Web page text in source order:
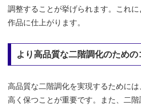
調整することが挙げられます。これ
作品に仕上がります。
より高品質な二階調化のための
高品質な二階調化を実現するために
高く保つことが重要です。また、二